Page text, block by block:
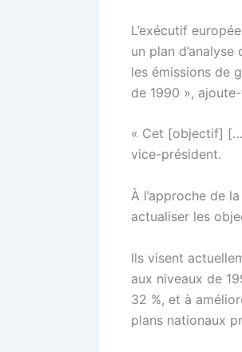
L’exécutif
un plan
les émissions de
de 1990 »,
« Cet [objectif]
vice-président.
À l’approche de
actualiser les
Ils visent
aux niveaux de
32 %, et à
plans nationaux